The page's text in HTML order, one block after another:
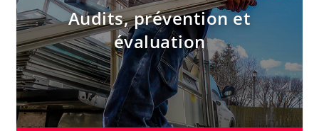
Audits, prévention et
évaluation